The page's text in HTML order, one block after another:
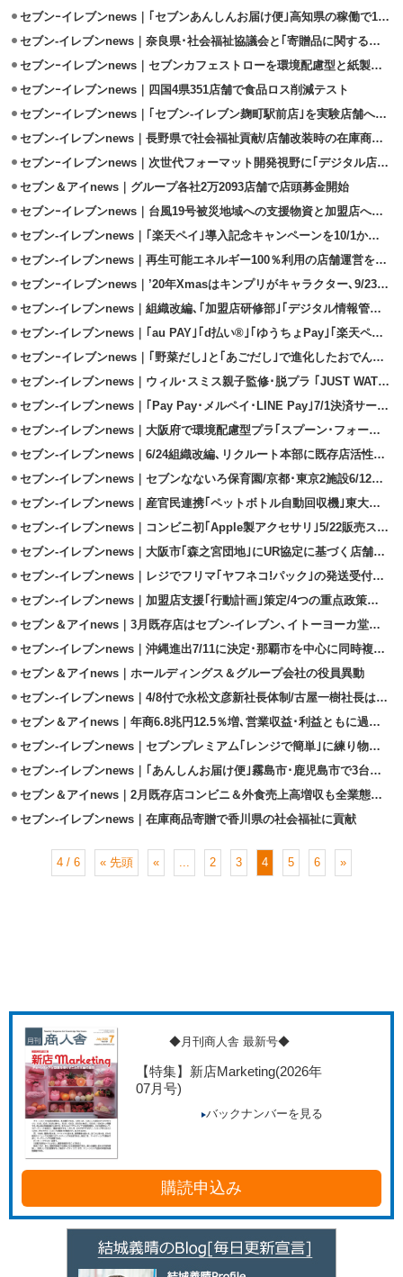
セブンｰイレブンnews｜｢セブンあんしんお届け便｣高知県の稼働で100台目
セブン-イレブンnews｜奈良県･社会福祉協議会と｢寄贈品に関する協定｣締結
セブンｰイレブンnews｜セブンカフェストローを環境配慮型と紙製に変更
セブンｰイレブンnews｜四国4県351店舗で食品ロス削減テスト
セブンｰイレブンnews｜｢セブン‐イレブン麹町駅前店｣を実験店舗へ改装
セブン-イレブンnews｜長野県で社会福祉貢献/店舗改装時の在庫商品を寄付
セブンｰイレブンnews｜次世代フォーマット開発視野に｢デジタル店舗｣研究
セブン＆アイnews｜グループ各社2万2093店舗で店頭募金開始
セブンｰイレブンnews｜台風19号被災地域への支援物資と加盟店への人的支援
セブン-イレブンnews｜｢楽天ペイ｣導入記念キャンペーンを10/1から実施
セブン-イレブンnews｜再生可能エネルギー100％利用の店舗運営を実証実験
セブンｰイレブンnews｜’20年Xmasはキンプリがキャラクター､9/23予約開始
セブン‐イレブンnews｜組織改編､｢加盟店研修部｣｢デジタル情報管理部｣新設
セブン‐イレブンnews｜｢au PAY｣｢d払い®｣｢ゆうちょPay｣｢楽天ペイ｣導入
セブンｰイレブンnews｜｢野菜だし｣と｢あごだし｣で進化したおでん8/6発売
セブン‐イレブンnews｜ウィル･スミス親子監修･脱プラ ｢JUST WATER｣販売
セブン‐イレブンnews｜｢Pay Pay･メルペイ･LINE Pay｣7/1決済サービス開始
セブン‐イレブンnews｜大阪府で環境配慮型プラ｢スプーン･フォーク｣試験導入
セブン‐イレブンnews｜6/24組織改編､リクルート本部に既存店活性化部新設
セブン‐イレブンnews｜セブンなないろ保育園/京都･東京2施設6/12同日開園
セブン‐イレブンnews｜産官民連携｢ペットボトル自動回収機｣東大和市に設置
セブン‐イレブンnews｜コンビニ初｢Apple製アクセサリ｣5/22販売スタート
セブン-イレブンnews｜大阪市｢森之宮団地｣にUR協定に基づく店舗5/10出店
セブン-イレブンnews｜レジでフリマ｢ヤフネコ!パック｣の発送受付を5/8開始
セブン‐イレブンnews｜加盟店支援｢行動計画｣策定/4つの重点政策を掲げる
セブン＆アイnews｜3月既存店はセブン‐イレブン､イトーヨーカ堂が増収
セブン‐イレブンnews｜沖縄進出7/11に決定･那覇市を中心に同時複数店開設
セブン＆アイnews｜ホールディングス＆グループ会社の役員異動
セブン-イレブンnews｜4/8付で永松文彦新社長体制/古屋一樹社長は会長に
セブン＆アイnews｜年商6.8兆円12.5％増､営業収益･利益ともに過去最高
セブン‐イレブンnews｜セブンプレミアム｢レンジで簡単｣に練り物惣菜4品
セブン‐イレブンnews｜｢あんしんお届け便｣霧島市･鹿児島市で3台稼働
セブン＆アイnews｜2月既存店コンビニ＆外食売上高増収も全業態客数減
セブン-イレブンnews｜在庫商品寄贈で香川県の社会福祉に貢献
4 / 6 « 先頭 « ... 2 3 4 5 6 »
◆月刊商人舎 最新号◆
【特集】新店Marketing(2026年
07月号)
バックナンバーを見る
購読申込み